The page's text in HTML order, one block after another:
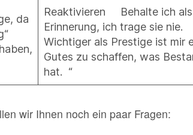
da
Reaktivieren Behalte ich als
Erinnerung, ich trage sie nie.
Wichtiger als Prestige ist mir
Gutes zu schaffen, was
hat. “
wir Ihnen noch ein paar Fragen: